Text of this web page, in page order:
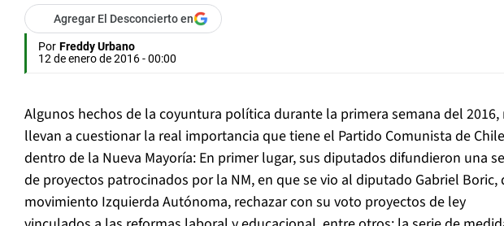
Agregar El Desconcierto en
Por Freddy Urbano
12 de enero de 2016 - 00:00
Algunos hechos de la coyuntura política durante la primera semana del 2016,
llevan a cuestionar la real importancia que tiene el Partido Comunista de Chile
dentro de la Nueva Mayoría: En primer lugar, sus diputados difundieron una
de proyectos patrocinados por la NM, en que se vio al diputado Gabriel Boric,
movimiento Izquierda Autónoma, rechazar con su voto proyectos de ley